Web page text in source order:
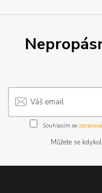
Souhlasím se
Můžete se